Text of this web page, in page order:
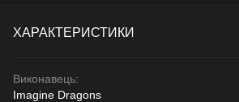
ХАРАКТЕРИСТИКИ
Виконавець:
Imagine Dragons